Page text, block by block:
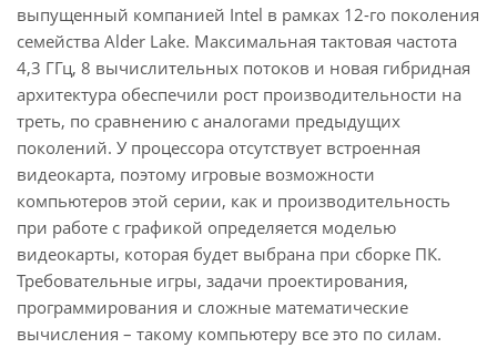
выпущенный компанией Intel в рамках 12-го поколения
семейства Alder Lake. Максимальная тактовая частота
4,3 ГГц, 8 вычислительных потоков и новая гибридная
архитектура обеспечили рост производительности на
треть, по сравнению с аналогами предыдущих
поколений. У процессора отсутствует встроенная
видеокарта, поэтому игровые возможности
компьютеров этой серии, как и производительность
при работе с графикой определяется моделью
видеокарты, которая будет выбрана при сборке ПК.
Требовательные игры, задачи проектирования,
программирования и сложные математические
вычисления – такому компьютеру все это по силам.